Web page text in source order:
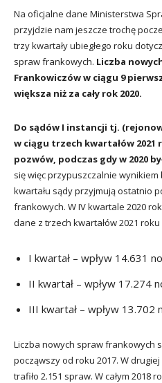
Na oficjalne dane Ministerstwa
przyjdzie nam jeszcze trochę
trzy kwartały ubiegłego roku
spraw frankowych. Liczba
Frankowiczów w ciągu 9
większa niż za cały rok 2020.
Do sądów I instancji tj.
w ciągu trzech kwartałów 2021
pozwów, podczas gdy w 2020
się więc przypuszczalnie wynikiem
kwartału sądy przyjmują ostatnio
frankowych. W IV kwartale 2020
dane z trzech kwartałów 2021
I kwartał – wpływ 14.631
II kwartał – wpływ 17.274
III kwartał – wpływ 13.702
Liczba nowych spraw frankowych
począwszy od roku 2017. W
trafiło 2.151 spraw. W całym 2018